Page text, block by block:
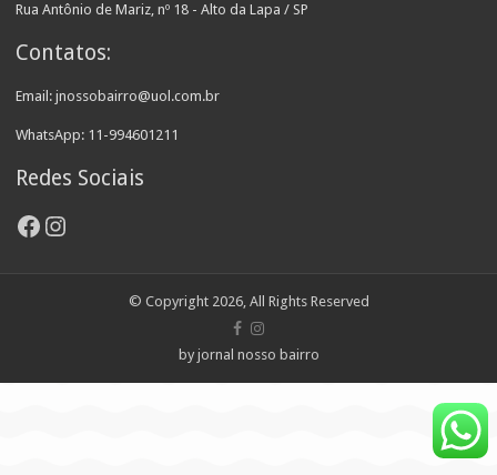
Rua Antônio de Mariz, nº 18 - Alto da Lapa / SP
Contatos:
Email: jnossobairro@uol.com.br
WhatsApp: 11-994601211
Redes Sociais
Facebook
Instagram
© Copyright 2026, All Rights Reserved
by jornal nosso bairro